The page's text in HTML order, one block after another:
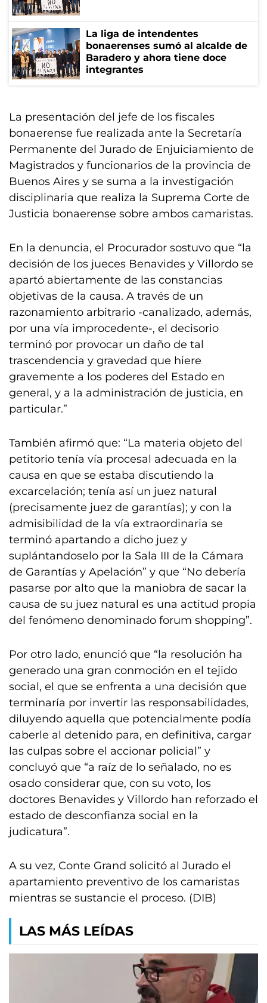
La liga de intendentes
bonaerenses sumó al alcalde de
Baradero y ahora tiene doce
integrantes
La presentación del jefe de los fiscales
bonaerense fue realizada ante la Secretaría
Permanente del Jurado de Enjuiciamiento de
Magistrados y funcionarios de la provincia de
Buenos Aires y se suma a la investigación
disciplinaria que realiza la Suprema Corte de
Justicia bonaerense sobre ambos camaristas.
En la denuncia, el Procurador sostuvo que “la
decisión de los jueces Benavides y Villordo se
apartó abiertamente de las constancias
objetivas de la causa. A través de un
razonamiento arbitrario -canalizado, además,
por una vía improcedente-, el decisorio
terminó por provocar un daño de tal
trascendencia y gravedad que hiere
gravemente a los poderes del Estado en
general, y a la administración de justicia, en
particular.”
También afirmó que: “La materia objeto del
petitorio tenía vía procesal adecuada en la
causa en que se estaba discutiendo la
excarcelación; tenía así un juez natural
(precisamente juez de garantías); y con la
admisibilidad de la vía extraordinaria se
terminó apartando a dicho juez y
suplántandoselo por la Sala III de la Cámara
de Garantías y Apelación” y que “No debería
pasarse por alto que la maniobra de sacar la
causa de su juez natural es una actitud propia
del fenómeno denominado forum shopping”.
Por otro lado, enunció que “la resolución ha
generado una gran conmoción en el tejido
social, el que se enfrenta a una decisión que
terminaría por invertir las responsabilidades,
diluyendo aquella que potencialmente podía
caberle al detenido para, en definitiva, cargar
las culpas sobre el accionar policial” y
concluyó que “a raíz de lo señalado, no es
osado considerar que, con su voto, los
doctores Benavides y Villordo han reforzado el
estado de desconfianza social en la
judicatura”.
A su vez, Conte Grand solicitó al Jurado el
apartamiento preventivo de los camaristas
mientras se sustancie el proceso. (DIB)
LAS MÁS LEÍDAS